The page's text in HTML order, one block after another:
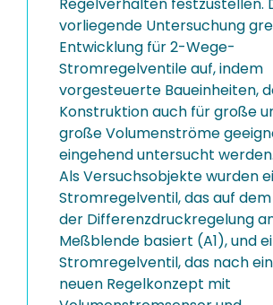
vorliegende Untersuchung
Entwicklung für 2-Wege-
Stromregelventile auf, indem
vorgesteuerte Baueinheiten,
Konstruktion auch für große
große Volumenströme
eingehend untersucht werden.
Als Versuchsobjekte wurden
Stromregelventil, das auf
der Differenzdruckregelung
Meßblende basiert (A1), und
Stromregelventil, das nach
neuen Regelkonzept mit